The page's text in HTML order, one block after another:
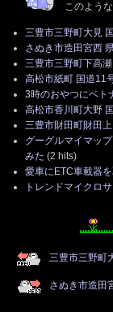
このよう
三豊市三野町大見
さぬき市造田宮西
三豊市三野町下高
高松市紙町 国道11
3時のおやつにベト
高松市香川町大野
三豊市財田町財田
グーグルマイマッ
みた (2 hits)
愛車にETC車載器
トレンドマイクロ
三豊市三野町
さぬき市造田